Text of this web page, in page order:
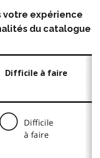
votre expérience
du catalogue
Difficile à faire
Difficile
à faire